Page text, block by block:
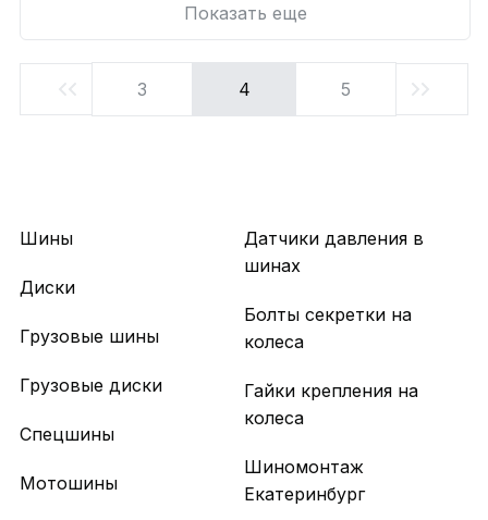
Показать еще
3 4 5
Шины
Диски
Грузовые шины
Грузовые диски
Спецшины
Мотошины
Датчики давления в
шинах
Болты секретки на
колеса
Гайки крепления на
колеса
Шиномонтаж
Екатеринбург